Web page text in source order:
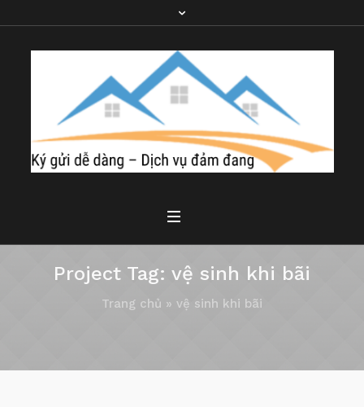
Project Tag: vệ sinh khi bãi
Trang chủ » vệ sinh khi bãi